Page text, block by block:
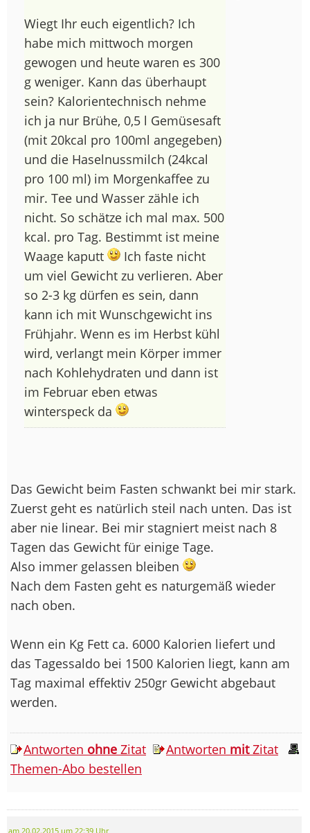
Wiegt Ihr euch eigentlich? Ich
habe mich mittwoch morgen
gewogen und heute waren es 300
g weniger. Kann das überhaupt
sein? Kalorientechnisch nehme
ich ja nur Brühe, 0,5 l Gemüsesaft
(mit 20kcal pro 100ml angegeben)
und die Haselnussmilch (24kcal
pro 100 ml) im Morgenkaffee zu
mir. Tee und Wasser zähle ich
nicht. So schätze ich mal max. 500
kcal. pro Tag. Bestimmt ist meine
Waage kaputt
Ich faste nicht
um viel Gewicht zu verlieren. Aber
so 2-3 kg dürfen es sein, dann
kann ich mit Wunschgewicht ins
Frühjahr. Wenn es im Herbst kühl
wird, verlangt mein Körper immer
nach Kohlehydraten und dann ist
im Februar eben etwas
winterspeck da
Das Gewicht beim Fasten schwankt bei mir stark.
Zuerst geht es natürlich steil nach unten. Das ist
aber nie linear. Bei mir stagniert meist nach 8
Tagen das Gewicht für einige Tage.
Also immer gelassen bleiben
Nach dem Fasten geht es naturgemäß wieder
nach oben.
Wenn ein Kg Fett ca. 6000 Kalorien liefert und
das Tagessaldo bei 1500 Kalorien liegt, kann am
Tag maximal effektiv 250gr Gewicht abgebaut
werden.
Antworten ohne Zitat Antworten mitZitat
Themen-Abo bestellen
am 20.02.2015 um 22:39 Uhr